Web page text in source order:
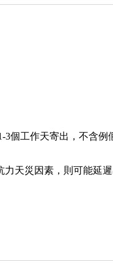
個工作天寄出，不含例
力天災因素，則可能延